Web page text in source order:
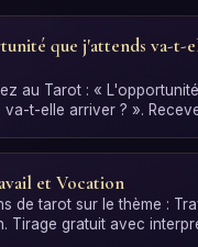
que j'attends va-t-
au Tarot : «
va-t-elle arriver ? ».
et Vocation
de tarot sur le thème :
Tirage gratuit avec